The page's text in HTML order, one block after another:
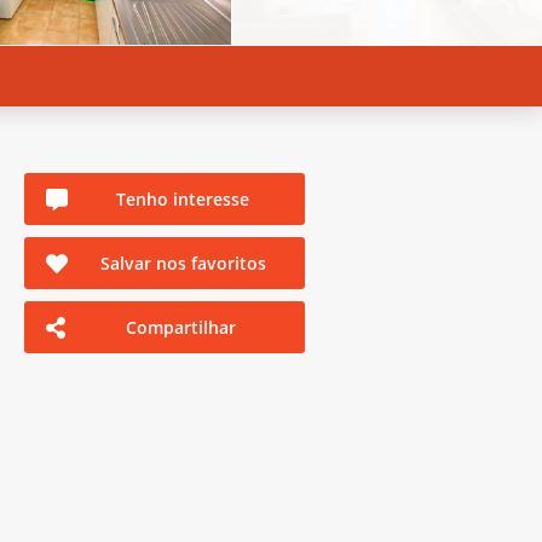
Tenho interesse
Salvar nos favoritos
Compartilhar